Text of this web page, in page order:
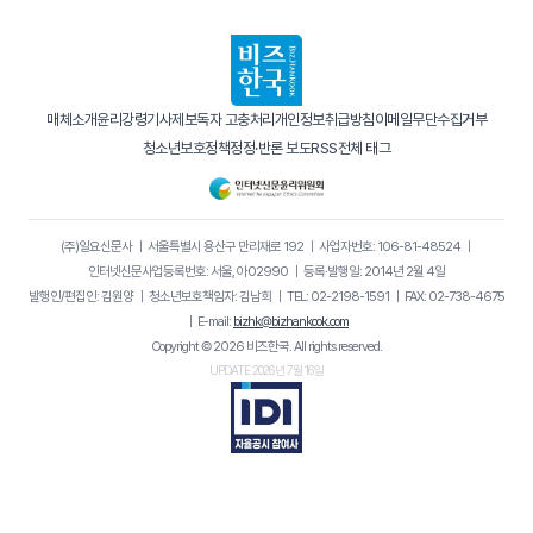
매체소개윤리강령기사제보독자 고충처리 개인정보취급방침이메일무단수집거부
청소년보호정책정정·반론 보도RSS전체 태그
(주)일요신문사｜ 서울특별시 용산구 만리재로 192｜ 사업자번호: 106-81-48524｜
인터넷신문사업등록번호: 서울, 아02990
등록·발행일: 2014년 2월 4일
발행인/편집인: 김원양｜ 청소년보호책임자: 김남희 TEL: 02-2198-1591
FAX: 02-738-4675
E-mail: bizhk@bizhankook.com
Copyright © 2026 비즈한국. All rights reserved.
UPDATE 2026년 7월 16일